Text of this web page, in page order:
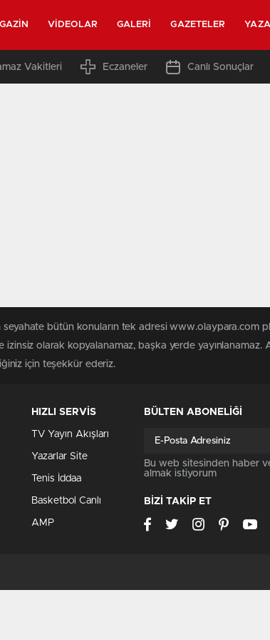
VIDEOLAR GALERI GAZETELER
Vakitleri Eczaneler Canlı Sonuçlar
seyahate bütün konuların tek adresi www.olaypara.com
olarak kopyalanamaz, başka yerde yayınlanamaz.
için teşekkür ederiz.
HIZLI SERVİS
TV Yayın Akışları
Yazarlar Site
Tenis İddaa
Basketbol Canlı
AMP
BÜLTEN ABONELİĞİ
Bu web sitesinden haber
almak istiyorum
BİZİ TAKİP ET